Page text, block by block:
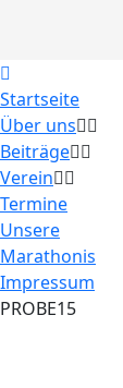
Startseite
Über uns
Beiträge
Verein
Termine
Unsere
Marathonis
Impressum